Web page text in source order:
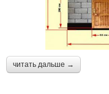
читать дальше →